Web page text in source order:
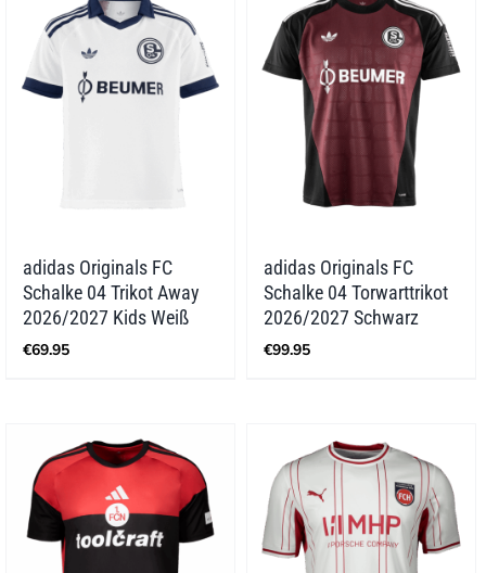
adidas Originals FC
Schalke 04 Trikot Away
2026/2027 Kids Weiß
€69.95
adidas Originals FC
Schalke 04 Torwarttrikot
2026/2027 Schwarz
€99.95